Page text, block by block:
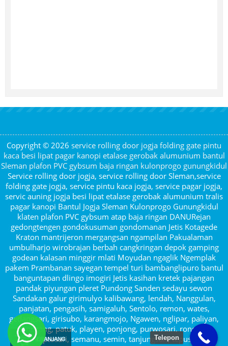
Copyright © 2026 service rolling door jogja folding gate pintu
kaca besi lipat pagar kanopi etalase gerobak alumunium bantul
Sleman plafon PVC gybsum baja ringan kulonprogo gunungkidul
Service rolling door jogja, service rolling door Sleman,service
folding gate jogja, service pintu kaca jogja, service pagar jogja,
servic auning jogja besi lipat etalase gerobak alumunium tralis
pagar kanopi Bantul Jogja Sleman Kulonprogo Gunungkidul
klaten plafon PVC gybsum atap baja ringan DANURejan
gedongtengen gondokusuman gondomanan Jetis Kotagede
Kraton mantrijeron mergangsan ngampilan Pakualaman
umbulharjo wirobrajan berbah cangkringan depok gamping
godean kalasan minggir mlati Moyudan ngaglik Ngemplak
pakem Prambanan sayegan tempel turi bambanglipuro bantul
banguntapan dlingo imogiri Jetis kasihan kretek pajangan
pandak piyungan pleret Pundong Sanden sedayu sewon
Sandakan galur girimulyo kalibawang, lendah, Nanggulan,
panjatan, pengasih, samigaluh, Sentolo, remon, wates,
gedangsari, girisubo, karangmojo, Ngawen, nglipar, paliyan,
panggang, patuk, playen, ponjong, purwosari, rongkop,
saptosari, semanu, semin, tanjungsari, tepus,
Telepon